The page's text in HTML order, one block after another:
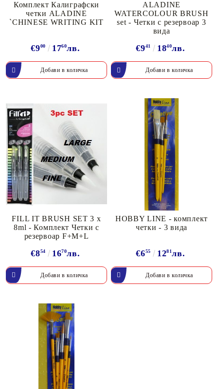
Комплект Калиграфски
четки ALADINE
`CHINESE WRITING KIT
€900 1760лв.
ALADINE
WATERCOLOUR BRUSH
set - Четки с резервоар 3
вида
€941 1840лв.
FILL IT BRUSH SET 3 x
8ml - Комплект Четки с
резервоар F+M+L
€854 1670лв.
HOBBY LINE - комплект
четки - 3 вида
€655 1281лв.